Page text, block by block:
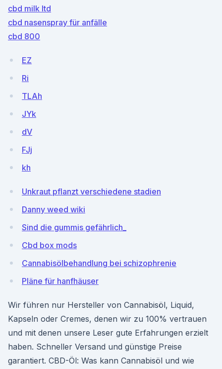
cbd milk ltd
cbd nasenspray für anfälle
cbd 800
EZ
Ri
TLAh
JYk
dV
FJj
kh
Unkraut pflanzt verschiedene stadien
Danny weed wiki
Sind die gummis gefährlich_
Cbd box mods
Cannabisölbehandlung bei schizophrenie
Pläne für hanfhäuser
Wir führen nur Hersteller von Cannabisöl, Liquid,
Kapseln oder Cremes, denen wir zu 100% vertrauen
und mit denen unsere Leser gute Erfahrungen erzielt
haben. Schneller Versand und günstige Preise
garantiert. CBD-Öl: Was kann Cannabisöl und wie